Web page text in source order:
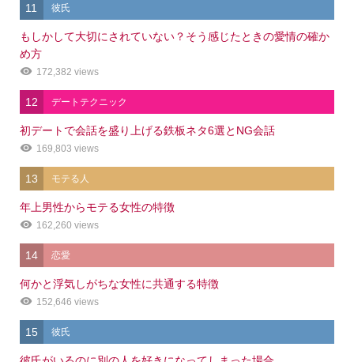
11 彼氏
もしかして大切にされていない？そう感じたときの愛情の確か
め方
172,382 views
12 デートテクニック
初デートで会話を盛り上げる鉄板ネタ6選とNG会話
169,803 views
13 モテる人
年上男性からモテる女性の特徴
162,260 views
14 恋愛
何かと浮気しがちな女性に共通する特徴
152,646 views
15 彼氏